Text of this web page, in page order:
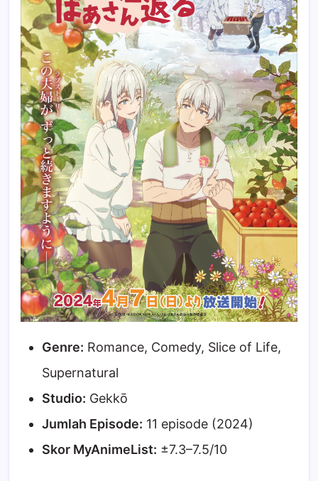
Genre: Romance, Comedy, Slice of Life,
Supernatural
Studio: Gekkō
Jumlah Episode: 11 episode (2024)
Skor MyAnimeList: ±7.3–7.5/10